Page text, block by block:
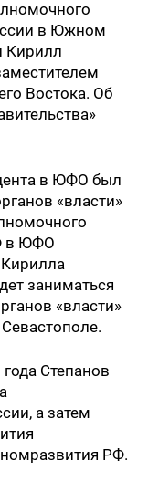
в Южном
Кирилл
Востока. Об
в ЮФО был
«власти»
в ЮФО
заниматься
«власти»
Степанов
а затем
РФ.